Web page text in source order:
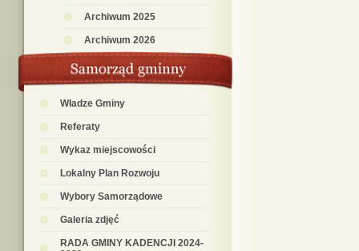
Archiwum 2025
Archiwum 2026
Władze Gminy
Referaty
Wykaz miejscowości
Lokalny Plan Rozwoju
Wybory Samorządowe
Galeria zdjęć
RADA GMINY KADENCJI 2024-